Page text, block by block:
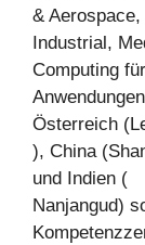
& Aerospace,
Industrial,
Computing
Österreich
), China
und Indien (
Nanjangud)